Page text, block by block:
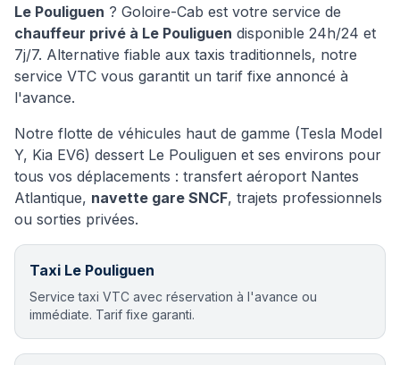
Le Pouliguen ? Goloire-Cab est votre service de
chauffeur privé à Le Pouliguen disponible 24h/24 et
7j/7. Alternative fiable aux taxis traditionnels, notre
service VTC vous garantit un tarif fixe annoncé à
l'avance.
Notre flotte de véhicules haut de gamme (Tesla Model
Y, Kia EV6) dessert Le Pouliguen et ses environs pour
tous vos déplacements : transfert aéroport Nantes
Atlantique, navette gare SNCF, trajets professionnels
ou sorties privées.
Taxi Le Pouliguen
Service taxi VTC avec réservation à l'avance ou
immédiate. Tarif fixe garanti.